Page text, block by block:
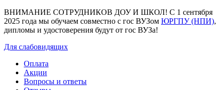
ВНИМАНИЕ СОТРУДНИКОВ ДОУ И ШКОЛ! С 1 сентября
2025 года мы обучаем совместно с гос ВУЗом ЮРГПУ (НПИ),
дипломы и удостоверения будут от гос ВУЗа!
Для слабовидящих
Оплата
Акции
Вопросы и ответы